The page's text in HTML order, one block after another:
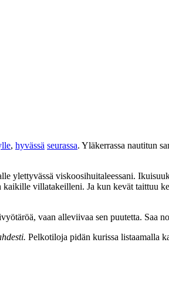
, hyvässä seurassa. Yläkerrassa nautitun
ylettyvässä viskoosihuitaleessani.
villatakeilleni. Ja kun kevät taittuu
vaan alleviivaa sen puutetta. Saa
Pelkotiloja pidän kurissa listaamalla